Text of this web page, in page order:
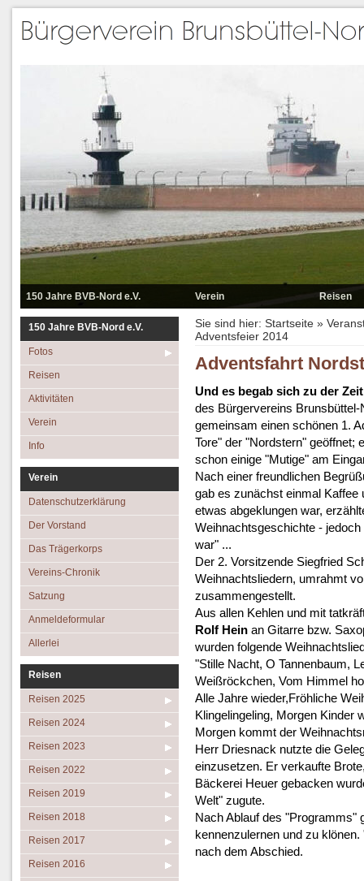
150 Jahre BVB-Nord e.V.
Fotos
Reisen
Verein
Verein
Datenschutzerklärung
Das Trägerkorps
Vereins-Chronik
Satzung
Anmeldeformular
Allerlei
Reisen
Reisen 2025
Reisen 2023
Reisen 2022
Reisen 2019
Reisen 2018
Reisen 2017
Reisen 2016
150 Jahre BVB-Nord e.V.
Fotos
Reisen
Aktivitäten
Verein
Info
Verein
Datenschutzerklärung
Der Vorstand
Das Trägerkorps
Vereins-Chronik
Satzung
Anmeldeformular
Allerlei
Reisen
Reisen 2025
Reisen 2024
Reisen 2023
Reisen 2022
Reisen 2019
Reisen 2018
Reisen 2017
Reisen 2016
Sie sind hier: Startseite »
Adventsfeier 2014
Adventsfahrt
Und es begab sich zu der Zeit
des Bürgervereins
gemeinsam einen schönen 1.
Tore" der "Nordstern" geöffnet;
schon einige "Mutige" am
Nach einer freundlichen
gab es zunächst einmal
etwas abgeklungen war,
Weihnachtsgeschichte -
war" ...
Der 2. Vorsitzende Siegfried
Weihnachtsliedern, umrahmt
zusammengestellt.
Aus allen Kehlen und mit
Rolf Hein an Gitarre bzw.
wurden folgende
"Stille Nacht, O Tannenbaum,
Weißröckchen, Vom Himmel
Alle Jahre wieder,Fröhliche
Klingelingeling, Morgen Kinder
Morgen kommt der
Herr Driesnack nutzte die
einzusetzen. Er verkaufte
Bäckerei Heuer gebacken
Welt" zugute.
Nach Ablauf des "Programms"
kennenzulernen und zu
nach dem Abschied.